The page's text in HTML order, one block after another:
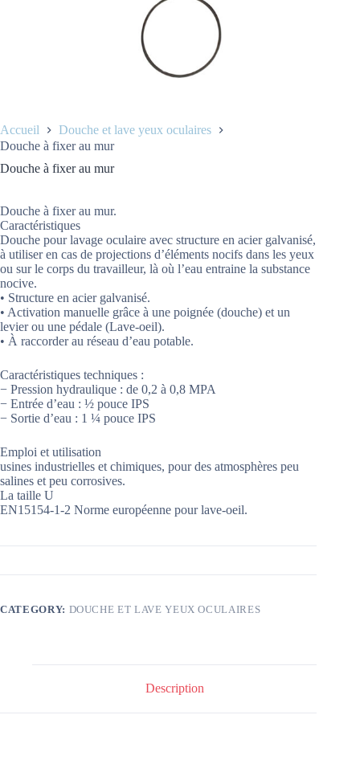
Accueil
Douche et lave yeux oculaires
Douche à fixer au mur
Douche à fixer au mur
Douche à fixer au mur.
Caractéristiques
Douche pour lavage oculaire avec structure en acier galvanisé,
à utiliser en cas de projections d’éléments nocifs dans les yeux
ou sur le corps du travailleur, là où l’eau entraine la substance
nocive.
• Structure en acier galvanisé.
• Activation manuelle grâce à une poignée (douche) et un
levier ou une pédale (Lave-oeil).
• À raccorder au réseau d’eau potable.
Caractéristiques techniques :
− Pression hydraulique : de 0,2 à 0,8 MPA
− Entrée d’eau : ½ pouce IPS
− Sortie d’eau : 1 ¼ pouce IPS
Emploi et utilisation
usines industrielles et chimiques, pour des atmosphères peu
salines et peu corrosives.
La taille U
EN15154-1-2 Norme européenne pour lave-oeil.
CATEGORY: DOUCHE ET LAVE YEUX OCULAIRES
Description